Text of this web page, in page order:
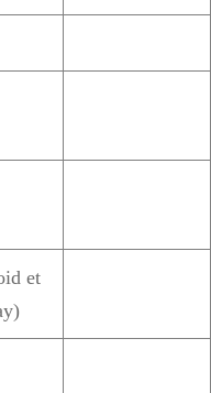
et